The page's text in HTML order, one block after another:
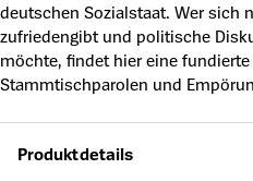
deutschen Sozialstaat. Wer sich
zufriedengibt und politische
möchte, findet hier eine
Stammtischparolen und
Produktdetails